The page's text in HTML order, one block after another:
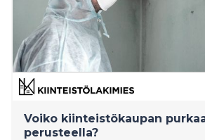
Voiko kiinteistökaupan
perusteella?